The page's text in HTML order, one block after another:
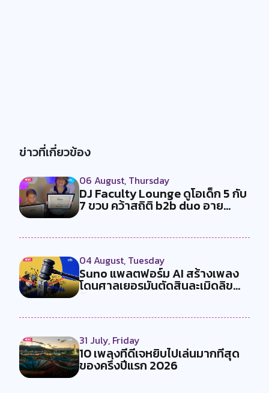
ข่าวที่เกี่ยวข้อง
06 August, Thursday
DJ Faculty Lounge ดูโอเด็ก 5 กับ
7 ขวบ คว้าสถิติ b2b duo อาย...
04 August, Tuesday
Suno แพลตฟอร์ม AI สร้างเพลง
โดนศาลเยอรมันตัดสินละเมิดลิข
31 July, Friday
10 เพลงที่ดีเจหยิบไปเล่นมากที่สุด
ของครึ่งปีแรก 2026